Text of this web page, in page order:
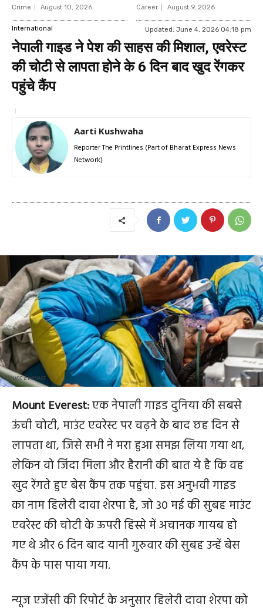
Crime August 10, 2026 Career August 9, 2026